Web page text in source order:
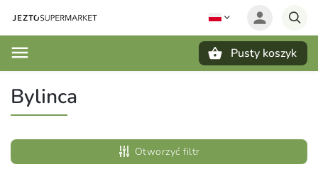
Pusty koszyk
Bylinca
Otworzyć filtr